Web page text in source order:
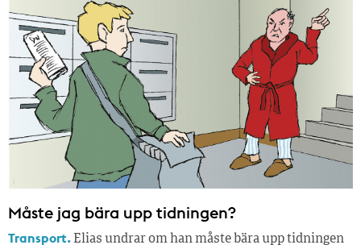
Måste jag bära upp tidningen?
Transport. Elias undrar om han måste bära upp tidningen